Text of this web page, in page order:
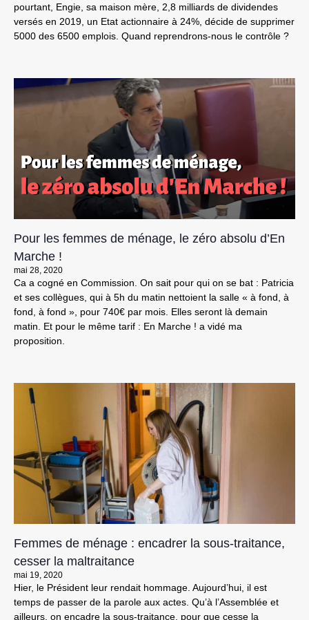
pourtant, Engie, sa maison mère, 2,8 milliards de dividendes
versés en 2019, un Etat actionnaire à 24%, décide de supprimer
5000 des 6500 emplois. Quand reprendrons-nous le contrôle ?
Pour les femmes de ménage, le zéro absolu d’En
Marche !
mai 28, 2020
Ca a cogné en Commission. On sait pour qui on se bat : Patricia
et ses collègues, qui à 5h du matin nettoient la salle « à fond, à
fond, à fond », pour 740€ par mois. Elles seront là demain
matin. Et pour le même tarif : En Marche ! a vidé ma
proposition.
Femmes de ménage : encadrer la sous‑traitance,
cesser la maltraitance
mai 19, 2020
Hier, le Président leur rendait hommage. Aujourd’hui, il est
temps de passer de la parole aux actes. Qu’à l’Assemblée et
ailleurs, on encadre la sous-traitance, pour que cesse la